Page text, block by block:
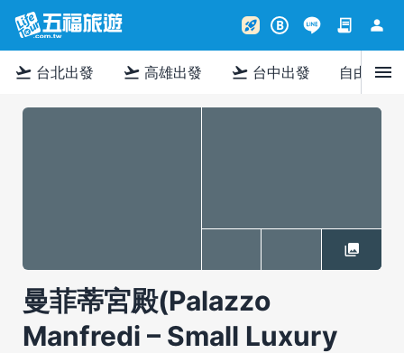
rocket_launch B contract person
flight_takeoff 台北出發 flight_takeoff 高雄出發 flight_takeoff 台中出發 自由行menu
曼菲蒂宮殿(Palazzo
Manfredi – Small Luxury